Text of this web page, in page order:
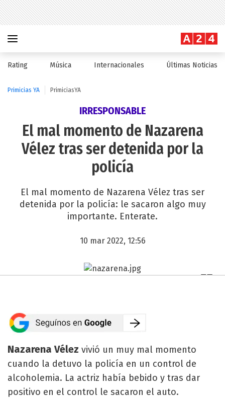
Rating Música Internacionales Últimas Noticias
Primicias YA PrimiciasYA
IRRESPONSABLE
El mal momento de Nazarena
Vélez tras ser detenida por la
policía
El mal momento de Nazarena Vélez tras ser
detenida por la policía: le sacaron algo muy
importante. Enterate.
10 mar 2022, 12:56
Nazarena Vélez vivió un muy mal momento
cuando la detuvo la policía en un control de
alcoholemia. La actriz había bebido y tras dar
positivo en el control le sacaron el auto.